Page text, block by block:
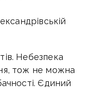
Небезпека
тож не можна
Єдиний